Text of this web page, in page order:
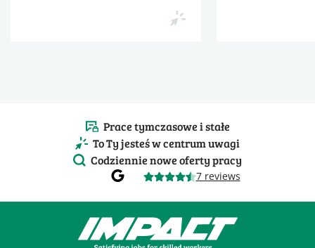
Prace tymczasowe i stałe
To Ty jesteś w centrum uwagi
Codziennie nowe oferty pracy
7 reviews